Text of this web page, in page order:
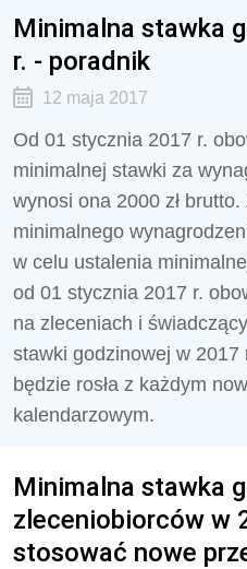
Minimalna stawka
r. - poradnik
12 maja 2017
Od 01 stycznia 2017 r.
minimalnej stawki za
wynosi ona 2000 zł
minimalnego
w celu ustalenia
od 01 stycznia 2017 r.
na zleceniach i
stawki godzinowej w 2017
będzie rosła z każdym
kalendarzowym.
Minimalna stawka
zleceniobiorców w
stosować nowe